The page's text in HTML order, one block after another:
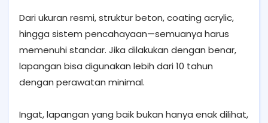
Dari ukuran resmi, struktur beton, coating acrylic,
hingga sistem pencahayaan—semuanya harus
memenuhi standar. Jika dilakukan dengan benar,
lapangan bisa digunakan lebih dari 10 tahun
dengan perawatan minimal.
Ingat, lapangan yang baik bukan hanya enak dilihat,